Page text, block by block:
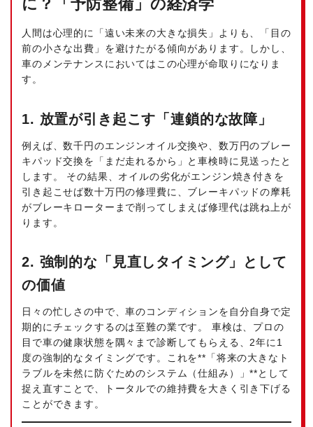
に？「予防整備」の経済学
人間は心理的に「遠い未来の大きな損失」よりも、「目の
前の小さな出費」を避けたがる傾向があります。しかし、
車のメンテナンスにおいてはこの心理が命取りになりま
す。
1. 放置が引き起こす「連鎖的な故障」
例えば、数千円のエンジンオイル交換や、数万円のブレー
キパッド交換を「まだ走れるから」と車検時に見送ったと
します。 その結果、オイルの劣化がエンジン焼き付きを
引き起こせば数十万円の修理費に、ブレーキパッドの摩耗
がブレーキローターまで削ってしまえば修理代は跳ね上が
ります。
2. 強制的な「見直しタイミング」として
の価値
日々の忙しさの中で、車のコンディションを自分自身で定
期的にチェックするのは至難の業です。 車検は、プロの
目で車の健康状態を隅々まで診断してもらえる、2年に1
度の強制的なタイミングです。これを**「将来の大きなト
ラブルを未然に防ぐためのシステム（仕組み）」**として
捉え直すことで、トータルでの維持費を大きく引き下げる
ことができます。